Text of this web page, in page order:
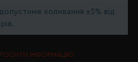
коливання ±5% від
ІНФОРМАЦІЮ